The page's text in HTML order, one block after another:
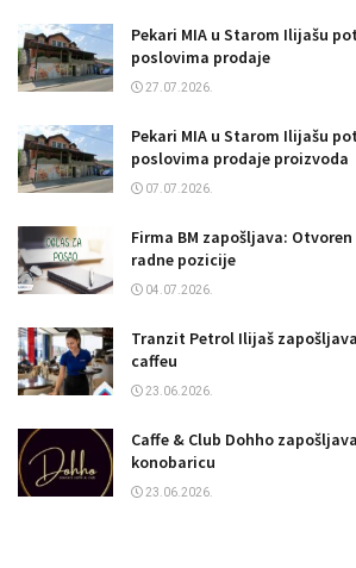
Pekari MIA u Starom Ilijašu
poslovima prodaje
27.07.2026.
Pekari MIA u Starom Ilijašu
poslovima prodaje proizvoda
07.07.2026.
Firma BM zapošljava:
radne pozicije
04.07.2026.
Tranzit Petrol Ilijaš
caffeu
23.06.2026.
Caffe & Club Dohho
konobaricu
23.06.2026.